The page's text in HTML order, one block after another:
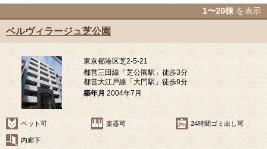
1〜20棟 を表示
ベルヴィラージュ芝公園
東京都港区芝2-5-21
都営三田線「芝公園駅」徒歩3分
都営大江戸線「大門駅」徒歩9分
築年月 2004年7月
ペット可 楽器可 24時間ゴミ出し可
内廊下